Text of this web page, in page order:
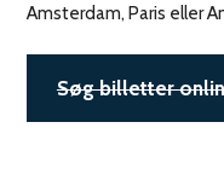
Amsterdam, Paris eller
Søg billetter